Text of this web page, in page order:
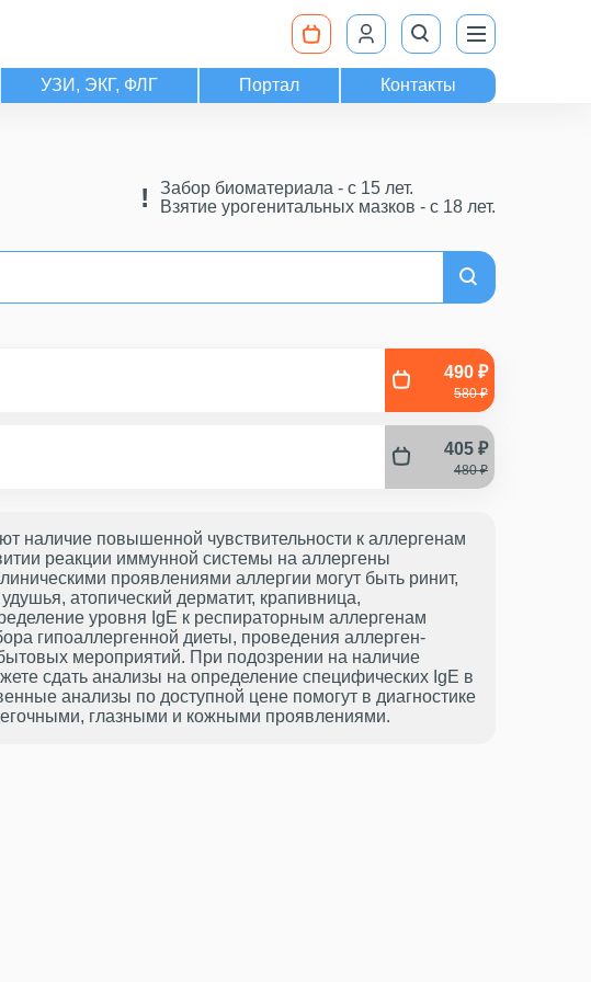
УЗИ, ЭКГ, ФЛГ Портал Контакты
Забор биоматериала - c 15 лет.
Взятие урогенитальных мазков - с 18 лет.
490 ₽
580 ₽
405 ₽
480 ₽
наличие повышенной чувствительности к аллергенам
реакции иммунной системы на аллергены
проявлениями аллергии могут быть ринит,
атопический дерматит, крапивница,
уровня IgE к респираторным аллергенам
гипоаллергенной диеты, проведения аллерген-
мероприятий. При подозрении на наличие
сдать анализы на определение специфических IgE в
анализы по доступной цене помогут в диагностике
глазными и кожными проявлениями.